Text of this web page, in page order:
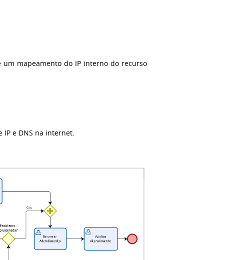
mapeamento do IP interno do recurso
e DNS na internet.